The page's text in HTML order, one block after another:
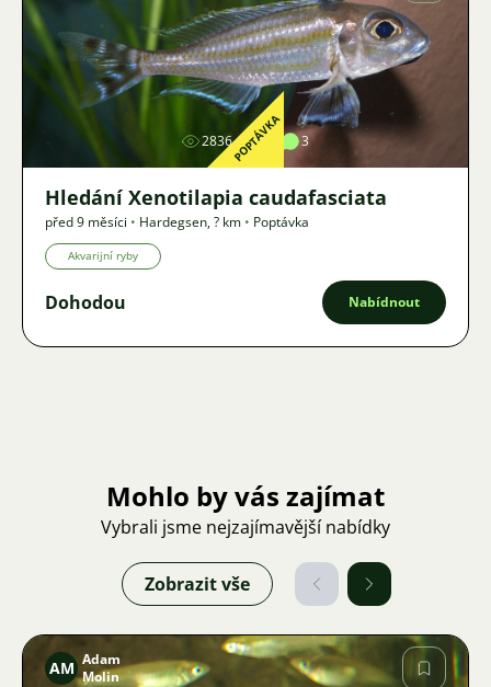
Obrázek
2836 4 3
POPTÁVKA
Hledání Xenotilapia caudafasciata
před 9 měsíci • Hardegsen,? km • Poptávka
Akvarijní ryby
Dohodou Nabídnout
Mohlo by vás zajímat
Vybrali jsme nejzajímavější nabídky
Zobrazit vše
AM Adam
Molin